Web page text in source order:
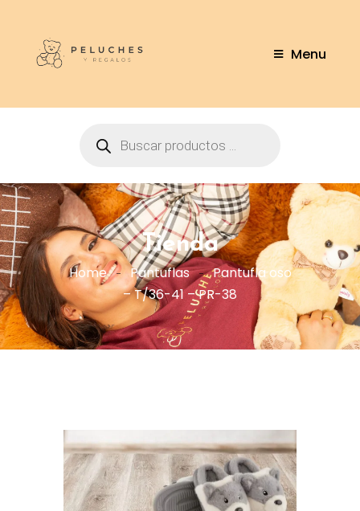
Menu
Tienda
Home Pantuflas
Pantufla oso
– T/36-41 – PR-38